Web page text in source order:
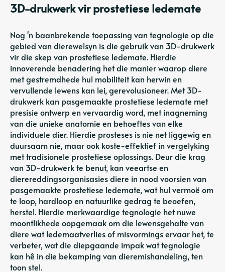
3D-drukwerk vir prostetiese ledemate
Nog 'n baanbrekende toepassing van tegnologie op die
gebied van dierewelsyn is die gebruik van 3D-drukwerk
vir die skep van prostetiese ledemate. Hierdie
innoverende benadering het die manier waarop diere
met gestremdhede hul mobiliteit kan herwin en
vervullende lewens kan lei, gerevolusioneer. Met 3D-
drukwerk kan pasgemaakte prostetiese ledemate met
presisie ontwerp en vervaardig word, met inagneming
van die unieke anatomie en behoeftes van elke
individuele dier. Hierdie prosteses is nie net liggewig en
duursaam nie, maar ook koste-effektief in vergelyking
met tradisionele prostetiese oplossings. Deur die krag
van 3D-drukwerk te benut, kan veeartse en
dierereddingsorganisasies diere in nood voorsien van
pasgemaakte prostetiese ledemate, wat hul vermoë om
te loop, hardloop en natuurlike gedrag te beoefen,
herstel. Hierdie merkwaardige tegnologie het nuwe
moontlikhede oopgemaak om die lewensgehalte van
diere wat ledemaatverlies of misvormings ervaar het, te
verbeter, wat die diepgaande impak wat tegnologie
kan hê in die bekamping van dieremishandeling, ten
toon stel.